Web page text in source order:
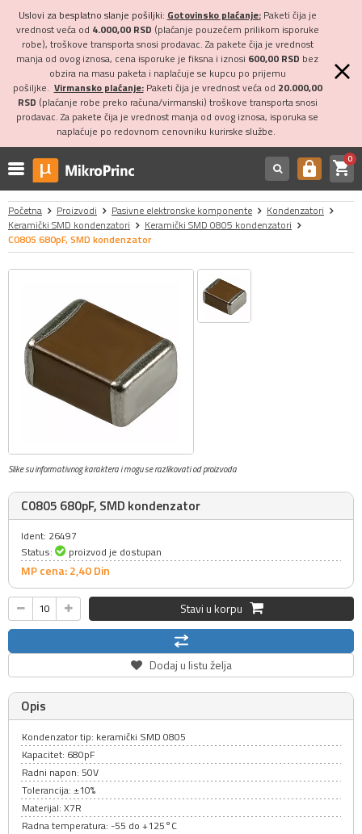
Uslovi za besplatno slanje pošiljki: Gotovinsko plaćanje:Paketi čija je
vrednost veća od 4.000,00 RSD (plaćanje pouzećem prilikom isporuke
robe), troškove transporta snosi prodavac. Za pakete čija je vrednost
manja od ovog iznosa, cena isporuke je fiksna i iznosi 600,00 RSD bez
obzira na masu paketa i naplaćuje se kupcu po prijemu
pošiljke. Virmansko plaćanje:Paketi čija je vrednost veća od 20.000,00
RSD (plaćanje robe preko računa/virmanski) troškove transporta snosi
prodavac. Za pakete čija je vrednost manja od ovog iznosa, isporuka se
naplaćuje po redovnom cenovniku kurirske službe.
https shopping_cart0
Početna Proizvodi Pasivne elektronske komponente
Kondenzatori
Keramički SMD kondenzatori
Keramički SMD 0805 kondenzatori
C0805 680pF, SMD kondenzator
Slike su informativnog karaktera i mogu se razlikovati od proizvoda
C0805 680pF, SMD kondenzator
Ident: 26497
Status:
proizvod je dostupan
MP cena: 2,40Din
Stavi u korpu
Dodaj u listu želja
Opis
Kondenzator tip: keramički SMD 0805
Kapacitet: 680pF
Radni napon: 50V
Tolerancija: ±10%
Materijal: X7R
Radna temperatura: -55 do +125°C